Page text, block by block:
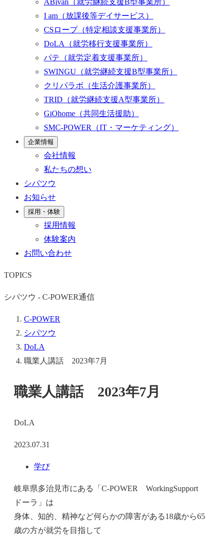
ABivan （就労継続支援B型事業所）
I am （放課後等デイサービス）
CSロープ（特定相談支援事業所）
DoLA
（就労移行支援事業所）
パテ （就労定着支援事業所）
SWINGU （就労継続支援B型事業所）
クリパラボ （生活介護事業所）
TRID （就労継続支援A型事業所）
GiOhome （共同生活援助）
SMC-POWER
（IT・マーケティング）
企業情報
会社情報
私たちの想い
シパツウ
お知らせ
採用・体験
採用情報
体験案内
お問い合わせ
TOPICS
シパツウ - C-POWER通信
C-POWER
シパツウ
DoLA
職業人講話 2023年7月
職業人講話 2023年7月
DoLA
2023.07.31
学び
岐阜県多治見市にある「C-POWER WorkingSupport
ドーラ」は
身体、知的、精神など何らかの障害がある18歳から65
歳の方が就労を目指して